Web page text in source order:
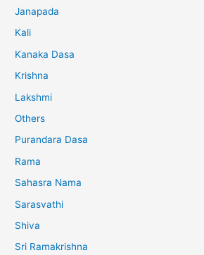
Janapada
Kali
Kanaka Dasa
Krishna
Lakshmi
Others
Purandara Dasa
Rama
Sahasra Nama
Sarasvathi
Shiva
Sri Ramakrishna